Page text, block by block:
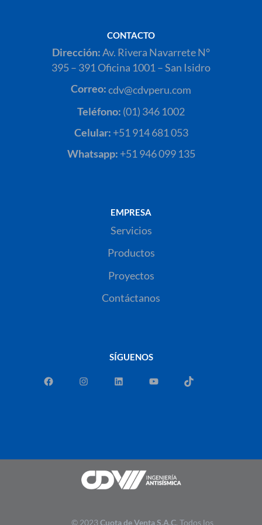
CONTACTO
Dirección:Av. Rivera Navarrete N°
395 – 391 Oficina 1001 – San Isidro
Correo:cdv@cdvperu.com
Teléfono: (01) 346 1002
Celular: +51 914 681 053
Whatsapp: +51 946 099 135
EMPRESA
Servicios
Productos
Proyectos
Contáctanos
SÍGUENOS
© 2023Cuota de Venta S.A.C. Todos los